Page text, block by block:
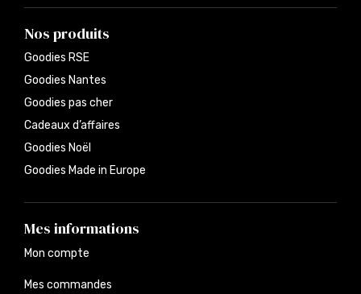
Nos produits
Goodies RSE
Goodies Nantes
Goodies pas cher
Cadeaux d’affaires
Goodies Noël
Goodies Made in Europe
Mes informations
Mon compte
Mes commandes